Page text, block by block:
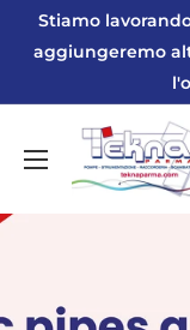
Stiamo
aggiungeremo
Tekna
Parma